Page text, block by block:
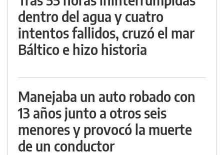
dentro del agua y cuatro
intentos fallidos, cruzó el mar
Báltico e hizo historia
Manejaba un auto robado con
13 años junto a otros seis
menores y provocó la muerte
de un conductor